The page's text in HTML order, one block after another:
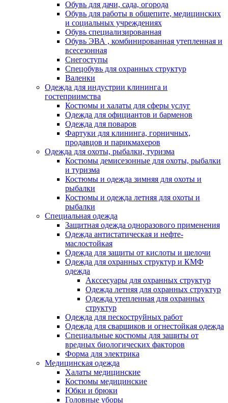
Обувь для дачи, сада, огорода
Обувь для работы в общепите, медицинских
и социальных учреждениях
Обувь специализированная
Обувь ЭВА , комбинированная утепленная и
всесезонная
Снегоступы
Спецобувь для охранных структур
Валенки
Одежда для индустрии клининга и
гостеприимства
Костюмы и халаты для сферы услуг
Одежда для официантов и барменов
Одежда для поваров
Фартуки для клининга, горничных,
продавцов и парикмахеров
Одежда для охоты, рыбалки, туризма
Костюмы демисезонные для охоты, рыбалки
и туризма
Костюмы и одежда зимняя для охоты и
рыбалки
Костюмы и одежда летняя для охоты и
рыбалки
Специальная одежда
Защитная одежда одноразового применения
Одежда антистатическая и нефте-
маслостойкая
Одежда для защиты от кислоты и щелочи
Одежда для охранных структур и КМФ
одежда
Акссесуары для охранных структур
Одежда летняя для охранных структур
Одежда утепленная для охранных
структур
Одежда для пескоструйных работ
Одежда для сварщиков и огнестойкая одежда
Специальные костюмы для защиты от
вредных биологических факторов
Форма для электрика
Медицинская одежда
Халаты медицинские
Костюмы медицинские
Юбки и брюки
Головные уборы